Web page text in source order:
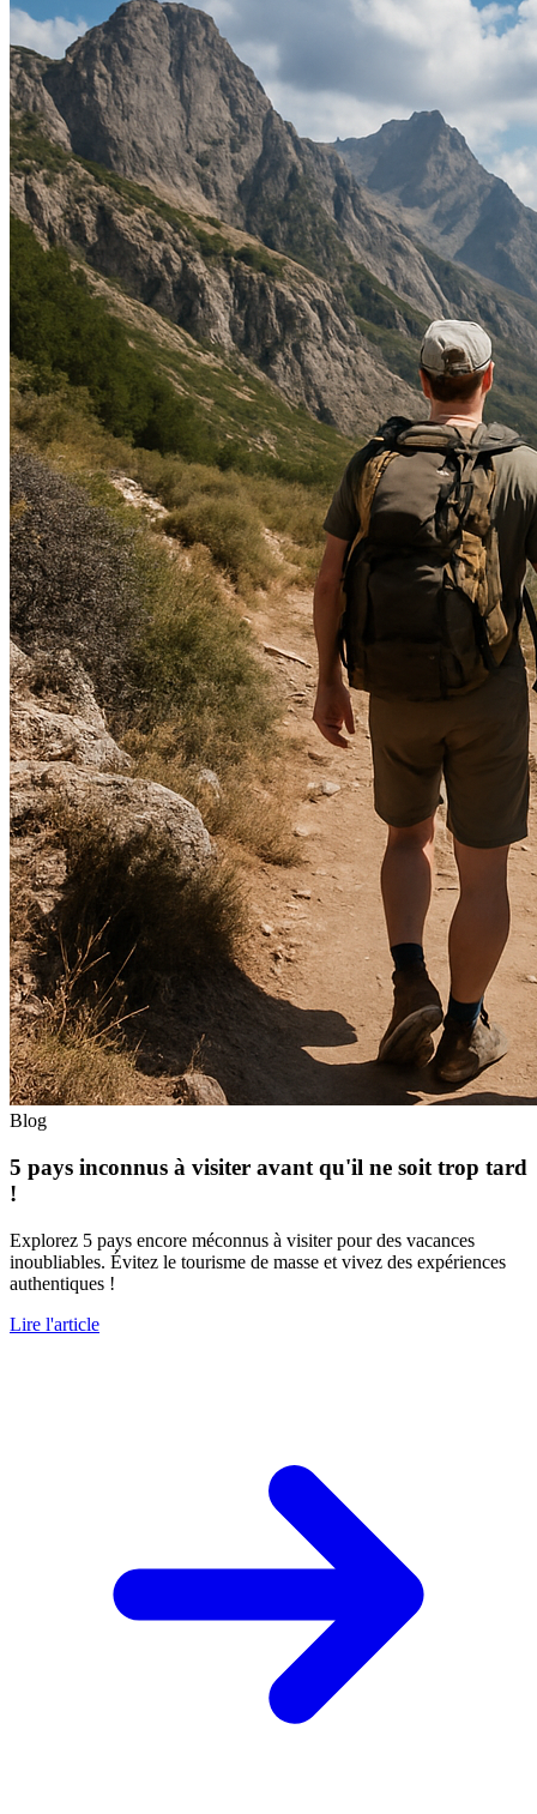
Blog
5 pays inconnus à visiter avant qu'il ne soit trop tard
!
Explorez 5 pays encore méconnus à visiter pour des vacances
inoubliables. Évitez le tourisme de masse et vivez des expériences
authentiques !
Lire l'article